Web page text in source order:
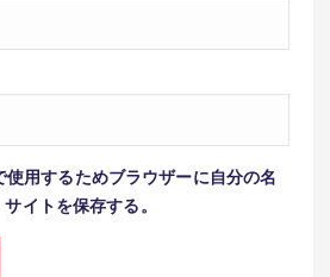
使用するためブラウザーに自分の名
イトを保存する。